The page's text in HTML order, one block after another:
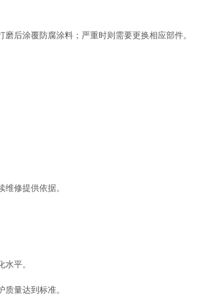
后涂覆防腐涂料；严重时则需要更换相应部件。
修提供依据。
平。
量达到标准。